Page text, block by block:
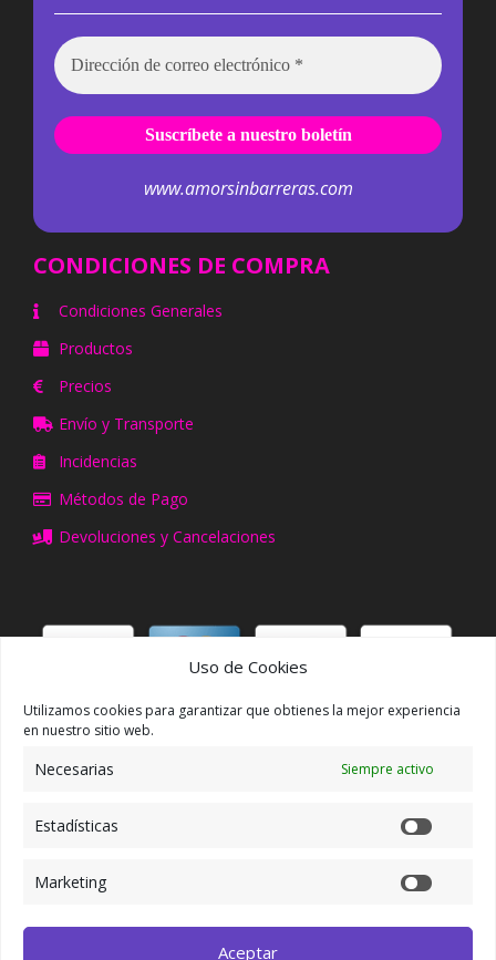
Uso de Cookies
Utilizamos cookies para garantizar que obtienes la mejor experiencia
en nuestro sitio web.
Necesarias Siempre activo
Estadísticas
Marketing
Aceptar
www.amorsinbarreras.com
CONDICIONES DE COMPRA
Condiciones Generales
Productos
Precios
Envío y Transporte
Incidencias
Métodos de Pago
Devoluciones y Cancelaciones
ACCCESO/REGISTRO
Mi Cuenta
SÍGUENOS EN FACEBOOK